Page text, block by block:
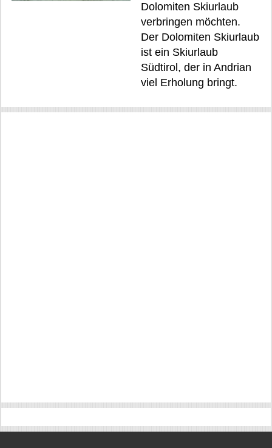
Dolomiten Skiurlaub
verbringen möchten.
Der Dolomiten Skiurlaub
ist ein Skiurlaub
Südtirol, der in Andrian
viel Erholung bringt.